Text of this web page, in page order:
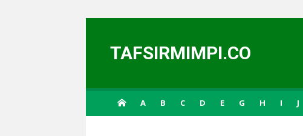
TAFSIRMIMPI.CO
A B C D E G H I J